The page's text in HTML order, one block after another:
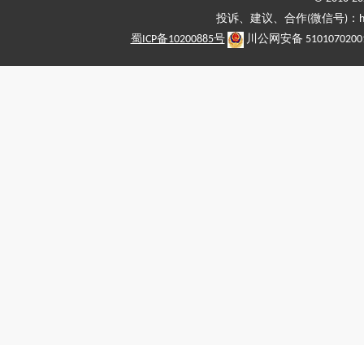
投诉、建议、合作(微信号)
蜀ICP备10200885号
川公网安备